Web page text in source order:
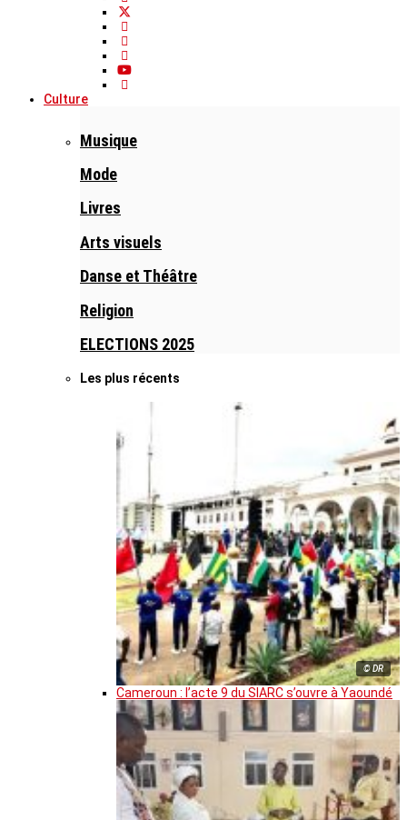
Culture
Musique
Mode
Livres
Arts visuels
Danse et Théâtre
Religion
ELECTIONS 2025
Les plus récents
© DR
Cameroun : l’acte 9 du SIARC s’ouvre à Yaoundé